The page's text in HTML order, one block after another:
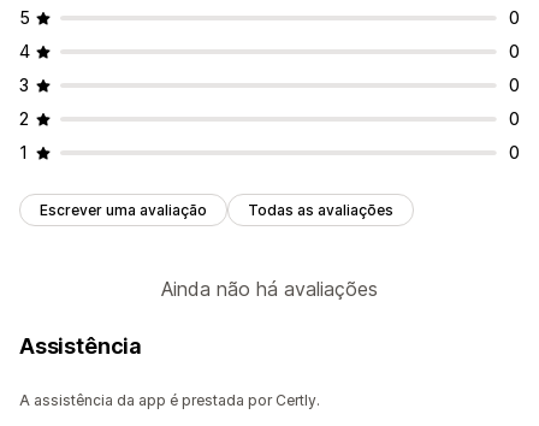
5
0
4
0
3
0
2
0
1
0
Escrever uma avaliação Todas as avaliações
Ainda não há avaliações
Assistência
A assistência da app é prestada por Certly.